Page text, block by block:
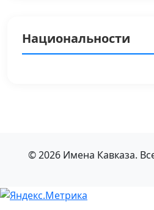
Национальности
© 2026 Имена Кавказа.